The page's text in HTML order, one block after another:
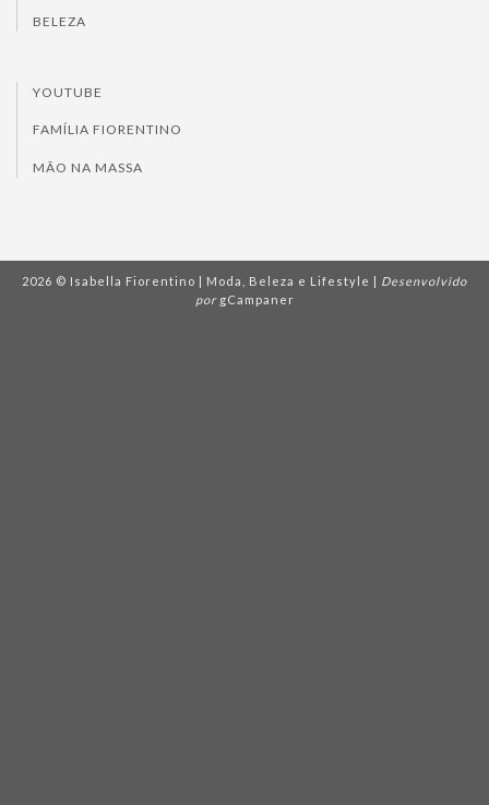
BELEZA
YOUTUBE
FAMÍLIA FIORENTINO
MÃO NA MASSA
2026 © Isabella Fiorentino | Moda, Beleza e Lifestyle | Desenvolvido
por gCampaner